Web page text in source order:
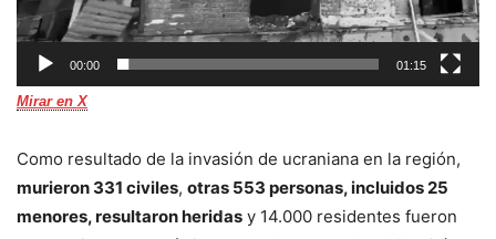
00:00 01:15
Mirar en X
Como resultado de la invasión de ucraniana en la región,
murieron 331 civiles, otras 553 personas, incluidos 25
menores, resultaron heridas y 14.000 residentes fueron